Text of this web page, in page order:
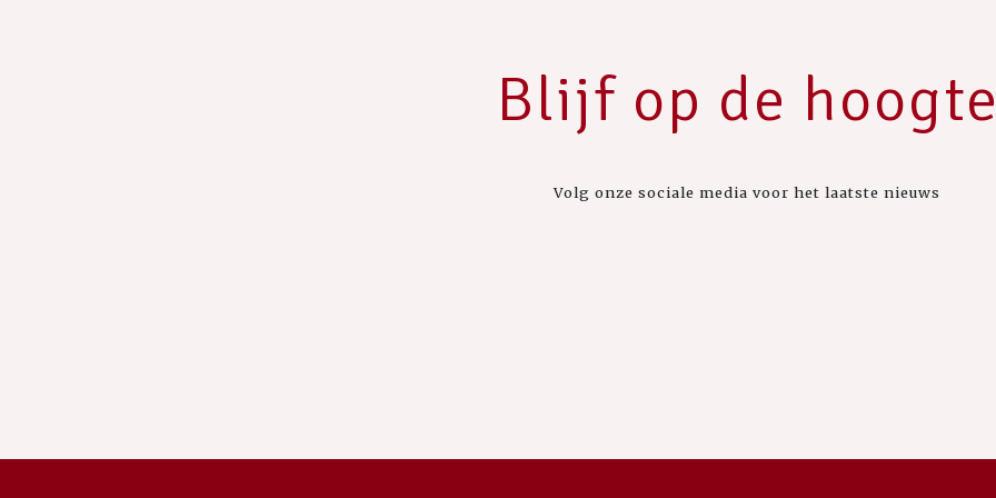
Blijf op de
Volg onze sociale media voor het laatste nieuws